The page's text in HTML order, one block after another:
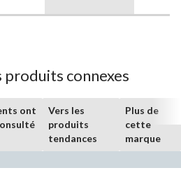
connexes
ont
Vers les
produits
tendances
Plus de
cette
marque